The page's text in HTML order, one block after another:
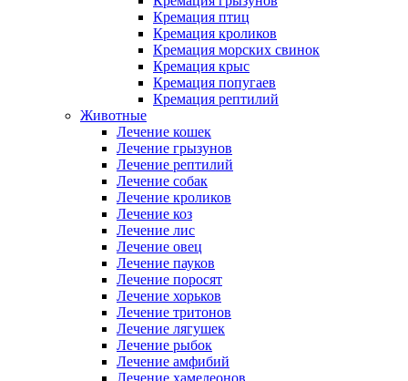
Кремация птиц
Кремация кроликов
Кремация морских свинок
Кремация крыс
Кремация попугаев
Кремация рептилий
Животные
Лечение кошек
Лечение грызунов
Лечение рептилий
Лечение собак
Лечение кроликов
Лечение коз
Лечение лис
Лечение овец
Лечение пауков
Лечение поросят
Лечение хорьков
Лечение тритонов
Лечение лягушек
Лечение рыбок
Лечение амфибий
Лечение хамелеонов